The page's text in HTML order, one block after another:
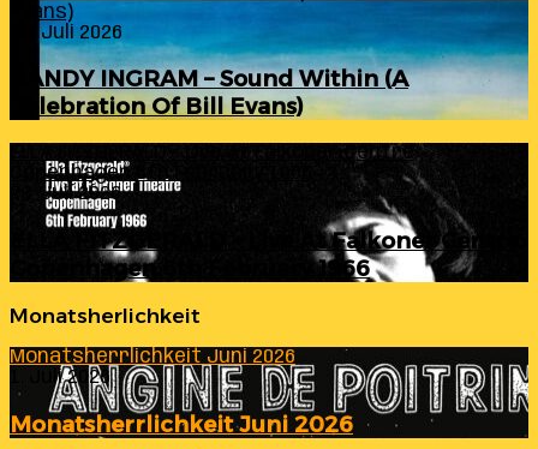
Evans)
24. Juli 2026
RANDY INGRAM – Sound Within (A
Celebration Of Bill Evans)
ELLA FITZGERALD – Live At Falkoner Centre
Copenhagen 6th February 1966
23. Juli 2026
ELLA FITZGERALD – Live At Falkoner Centre
Copenhagen 6th February 1966
Monatsherlichkeit
Monatsherrlichkeit Juni 2026
1. Juli 2026
Monatsherrlichkeit Juni 2026